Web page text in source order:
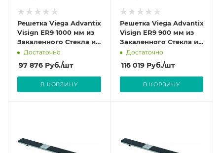
Решетка Viega Advantix
Visign ER9 1000 мм из
Закаленного Стекла и
нержавеющей стали
Достаточно
97 876 Руб./шт
В КОРЗИНУ
Решетка Viega Advantix
Visign ER9 900 мм из
Закаленного Стекла и
нержавеющей стали
цвет Черный 617097
Достаточно
116 019Руб./шт
В КОРЗИНУ